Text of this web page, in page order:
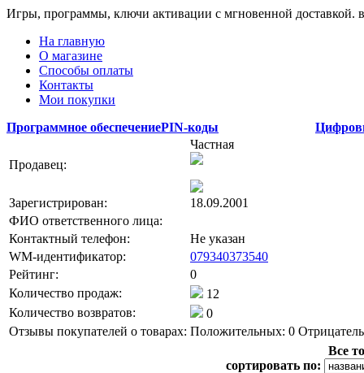
Игры, программы, ключи активации с мгновенной доставкой.
На главную
О магазине
Способы оплаты
Контакты
Мои покупки
Программное обеспечениеPIN-коды
Продавец:
Частная
Зарегистрирован:
18.09.2001
ФИО ответственного лица:
Контактный телефон:
Не указан
WM-идентификатор:
079340373540
Рейтинг:
0
Количество продаж:
12
Количество возвратов:
0
Отзывы покупателей о товарах: Положительных: 0
Все
сортировать по: